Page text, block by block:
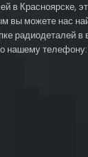
в Красноярске,
вы можете нас
радиодеталей в
нашему